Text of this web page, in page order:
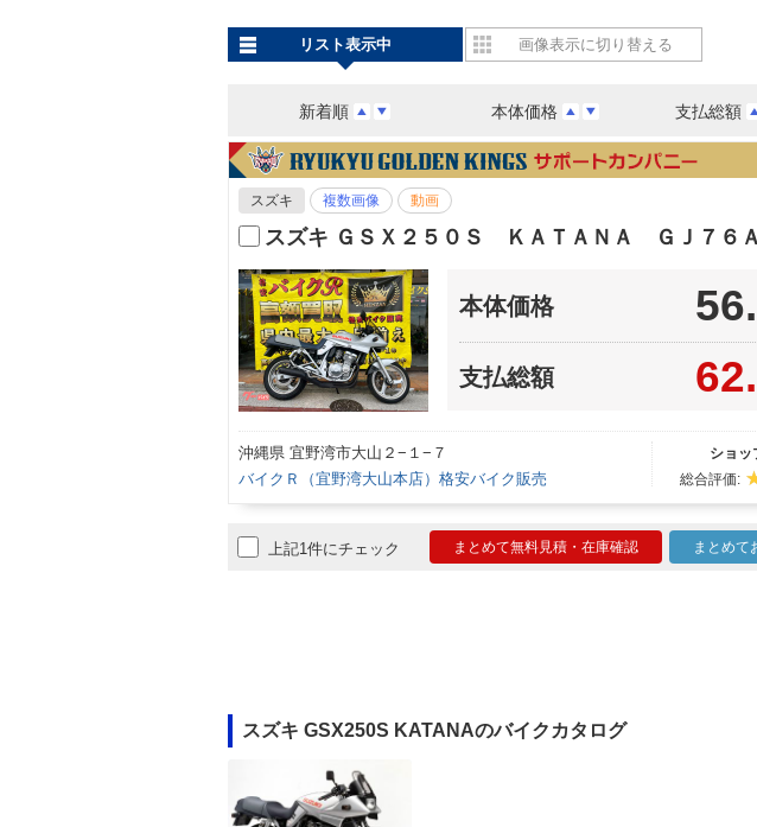
新着順 本体価格 支払総額
リスト表示中 画像表示に切り替える
スズキ 複数画像 動画
スズキ ＧＳＸ２５０Ｓ ＫＡＴＡＮＡ ＧＪ７
本体価格
支払総額
沖縄県 宜野湾市大山２−１−７
バイクＲ（宜野湾大山本店）格安バイク販売
ショッ
総合評価:
上記1件にチェック まとめて無料見積・在庫確認 まとめて
スズキ GSX250S KATANAのバイクカタログ